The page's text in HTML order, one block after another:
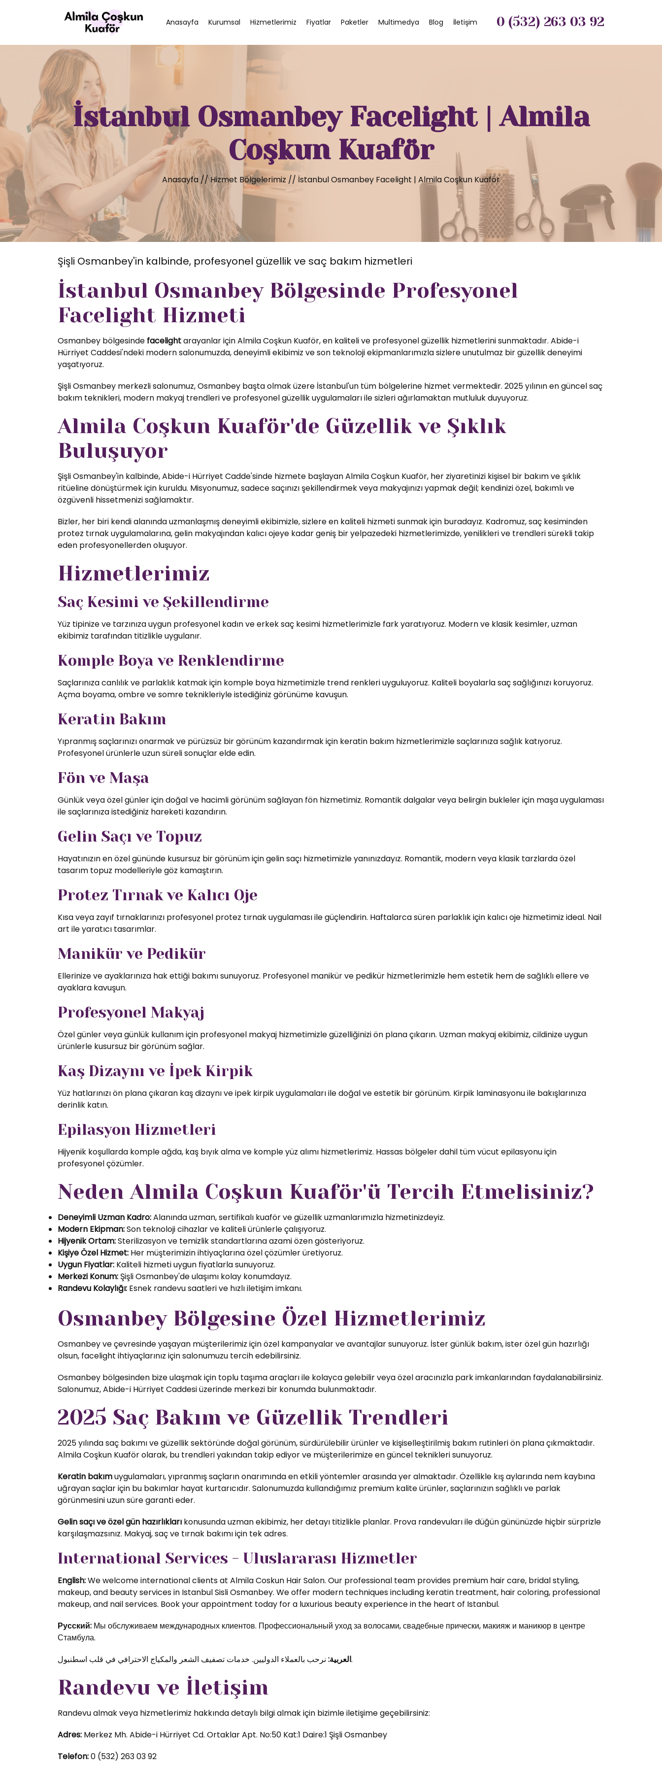
0 (532) 263 03 92
Anasayfa Kurumsal Hizmetlerimiz Fiyatlar Paketler Multimedya Blog İletişim
İstanbul Osmanbey Facelight | Almila
Coşkun Kuaför
Anasayfa//Hizmet Bölgelerimiz // İstanbul Osmanbey Facelight | Almila Coşkun Kuaför
Şişli Osmanbey'in kalbinde, profesyonel güzellik ve saç bakım hizmetleri
İstanbul Osmanbey Bölgesinde Profesyonel
Facelight Hizmeti
Osmanbey bölgesinde facelightarayanlar için Almila Coşkun Kuaför, en kaliteli ve profesyonel güzellik hizmetlerini sunmaktadır. Abide-i
Hürriyet Caddesi'ndeki modern salonumuzda, deneyimli ekibimiz ve son teknoloji ekipmanlarımızla sizlere unutulmaz bir güzellik deneyimi
yaşatıyoruz.
Şişli Osmanbey merkezli salonumuz, Osmanbey başta olmak üzere İstanbul'un tüm bölgelerine hizmet vermektedir. 2025 yılının en güncel saç
bakım teknikleri, modern makyaj trendleri ve profesyonel güzellik uygulamaları ile sizleri ağırlamaktan mutluluk duyuyoruz.
Almila Coşkun Kuaför'de Güzellik ve Şıklık
Buluşuyor
Şişli Osmanbey'in kalbinde, Abide-i Hürriyet Cadde'sinde hizmete başlayan Almila Coşkun Kuaför, her ziyaretinizi kişisel bir bakım ve şıklık
ritüeline dönüştürmek için kuruldu. Misyonumuz, sadece saçınızı şekillendirmek veya makyajınızı yapmak değil; kendinizi özel, bakımlı ve
özgüvenli hissetmenizi sağlamaktır.
Bizler, her biri kendi alanında uzmanlaşmış deneyimli ekibimizle, sizlere en kaliteli hizmeti sunmak için buradayız. Kadromuz, saç kesiminden
protez tırnak uygulamalarına, gelin makyajından kalıcı ojeye kadar geniş bir yelpazedeki hizmetlerimizde, yenilikleri ve trendleri sürekli takip
eden profesyonellerden oluşuyor.
Hizmetlerimiz
Saç Kesimi ve Şekillendirme
Yüz tipinize ve tarzınıza uygun profesyonel kadın ve erkek saç kesimi hizmetlerimizle fark yaratıyoruz. Modern ve klasik kesimler, uzman
ekibimiz tarafından titizlikle uygulanır.
Komple Boya ve Renklendirme
Saçlarınıza canlılık ve parlaklık katmak için komple boya hizmetimizle trend renkleri uyguluyoruz. Kaliteli boyalarla saç sağlığınızı koruyoruz.
Açma boyama, ombre ve somre teknikleriyle istediğiniz görünüme kavuşun.
Keratin Bakım
Yıpranmış saçlarınızı onarmak ve pürüzsüz bir görünüm kazandırmak için keratin bakım hizmetlerimizle saçlarınıza sağlık katıyoruz.
Profesyonel ürünlerle uzun süreli sonuçlar elde edin.
Fön ve Maşa
Günlük veya özel günler için doğal ve hacimli görünüm sağlayan fön hizmetimiz. Romantik dalgalar veya belirgin bukleler için maşa uygulaması
ile saçlarınıza istediğiniz hareketi kazandırın.
Gelin Saçı ve Topuz
Hayatınızın en özel gününde kusursuz bir görünüm için gelin saçı hizmetimizle yanınızdayız. Romantik, modern veya klasik tarzlarda özel
tasarım topuz modelleriyle göz kamaştırın.
Protez Tırnak ve Kalıcı Oje
Kısa veya zayıf tırnaklarınızı profesyonel protez tırnak uygulaması ile güçlendirin. Haftalarca süren parlaklık için kalıcı oje hizmetimiz ideal. Nail
art ile yaratıcı tasarımlar.
Manikür ve Pedikür
Ellerinize ve ayaklarınıza hak ettiği bakımı sunuyoruz. Profesyonel manikür ve pedikür hizmetlerimizle hem estetik hem de sağlıklı ellere ve
ayaklara kavuşun.
Profesyonel Makyaj
Özel günler veya günlük kullanım için profesyonel makyaj hizmetimizle güzelliğinizi ön plana çıkarın. Uzman makyaj ekibimiz, cildinize uygun
ürünlerle kusursuz bir görünüm sağlar.
Kaş Dizaynı ve İpek Kirpik
Yüz hatlarınızı ön plana çıkaran kaş dizaynı ve ipek kirpik uygulamaları ile doğal ve estetik bir görünüm. Kirpik laminasyonu ile bakışlarınıza
derinlik katın.
Epilasyon Hizmetleri
Hijyenik koşullarda komple ağda, kaş bıyık alma ve komple yüz alımı hizmetlerimiz. Hassas bölgeler dahil tüm vücut epilasyonu için
profesyonel çözümler.
Neden Almila Coşkun Kuaför'ü Tercih Etmelisiniz?
Deneyimli Uzman Kadro:Alanında uzman, sertifikalı kuaför ve güzellik uzmanlarımızla hizmetinizdeyiz.
Modern Ekipman:Son teknoloji cihazlar ve kaliteli ürünlerle çalışıyoruz.
Hijyenik Ortam:Sterilizasyon ve temizlik standartlarına azami özen gösteriyoruz.
Kişiye Özel Hizmet: Her müşterimizin ihtiyaçlarına özel çözümler üretiyoruz.
Uygun Fiyatlar: Kaliteli hizmeti uygun fiyatlarla sunuyoruz.
Merkezi Konum: Şişli Osmanbey'de ulaşımı kolay konumdayız.
Randevu Kolaylığı: Esnek randevu saatleri ve hızlı iletişim imkanı.
Osmanbey Bölgesine Özel Hizmetlerimiz
Osmanbey ve çevresinde yaşayan müşterilerimiz için özel kampanyalar ve avantajlar sunuyoruz. İster günlük bakım, ister özel gün hazırlığı
olsun, facelight ihtiyaçlarınız için salonumuzu tercih edebilirsiniz.
Osmanbey bölgesinden bize ulaşmak için toplu taşıma araçları ile kolayca gelebilir veya özel aracınızla park imkanlarından faydalanabilirsiniz.
Salonumuz, Abide-i Hürriyet Caddesi üzerinde merkezi bir konumda bulunmaktadır.
2025 Saç Bakım ve Güzellik Trendleri
2025 yılında saç bakımı ve güzellik sektöründe doğal görünüm, sürdürülebilir ürünler ve kişiselleştirilmiş bakım rutinleri ön plana çıkmaktadır.
Almila Coşkun Kuaför olarak, bu trendleri yakından takip ediyor ve müşterilerimize en güncel teknikleri sunuyoruz.
Keratin bakımuygulamaları, yıpranmış saçların onarımında en etkili yöntemler arasında yer almaktadır. Özellikle kış aylarında nem kaybına
uğrayan saçlar için bu bakımlar hayat kurtarıcıdır. Salonumuzda kullandığımız premium kalite ürünler, saçlarınızın sağlıklı ve parlak
görünmesini uzun süre garanti eder.
Gelin saçı ve özel gün hazırlıkları konusunda uzman ekibimiz, her detayı titizlikle planlar. Prova randevuları ile düğün gününüzde hiçbir sürprizle
karşılaşmazsınız. Makyaj, saç ve tırnak bakımı için tek adres.
International Services - Uluslararası Hizmetler
English:We welcome international clients at Almila Coskun Hair Salon. Our professional team provides premium hair care, bridal styling,
makeup, and beauty services in Istanbul Sisli Osmanbey. We offer modern techniques including keratin treatment, hair coloring, professional
makeup, and nail services. Book your appointment today for a luxurious beauty experience in the heart of Istanbul.
Русский: Мы обслуживаем международных клиентов. Профессиональный уход за волосами, свадебные прически, макияж и маникюр в центре
Стамбула.
العربية:نرحب بالعملاء الدوليين. خدمات تصفيف الشعر والمكياج الاحترافي في قلب اسطنبول.
Randevu ve İletişim
Randevu almak veya hizmetlerimiz hakkında detaylı bilgi almak için bizimle iletişime geçebilirsiniz:
Adres: Merkez Mh. Abide-i Hürriyet Cd. Ortaklar Apt. No:50 Kat:1 Daire:1 Şişli Osmanbey
Telefon:0 (532) 263 03 92